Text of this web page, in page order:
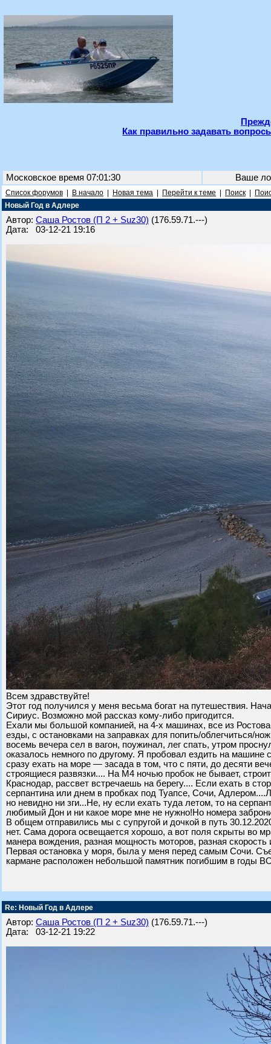
Как правильно задавать
Московское время 07:01:30 Ваше
Список форумов В начало Новая тема Перейти к теме Поиск
Новый Год в Адлере
Автор: Саша Ростов (П 2 + Suz30) (176.59.71.---)
Дата: 03-12-21 19:16
Всем здравствуйте!
Этот год получился у меня весьма богат на путешествия.
Сириус. Возможно мой рассказ кому-либо пригодится.
Ехали мы большой компанией, на 4-х машинах, все из
езды, с остановками на заправках для попить/облегчиться/
восемь вечера сел в вагон, поужинал, лег спать, утром
оказалось немного по другому. Я пробовал ездить на
сразу ехать на море — засада в том, что с пяти, до десяти
строящиеся развязки.... На М4 ночью пробок не бывает,
Краснодар, рассвет встречаешь на берегу.... Если ехать в
серпантина или днем в пробках под Туапсе, Сочи,
но невидно ни зги...Не, ну если ехать туда летом, то на
любимый Дон и ни какое море мне не нужно!Но номера
В общем отправились мы с супругой и дочкой в путь
нет. Сама дорога освещается хорошо, а вот поля скрыты во
манера вождения, разная мощность моторов, разная
Первая остановка у моря, была у меня перед самым Сочи.
кармане расположен небольшой памятник погибшим в годы
Re: Новый Год в Адлере
Автор: Саша Ростов (П 2 + Suz30) (176.59.71.---)
Дата: 03-12-21 19:22